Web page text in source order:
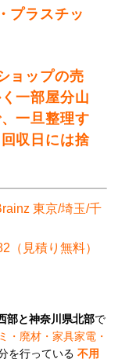
プラスチッ
ョップの売
一部屋分山
一旦整理す
収日には捨
東京/埼玉/千
（見積り無料）
部と神奈川県北部で
・廃材・家具家電・
を行っている 不用